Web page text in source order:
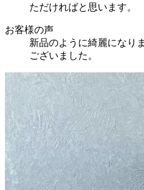
ただければと思います。
お客様の声
新品のように綺麗になり
ございました。